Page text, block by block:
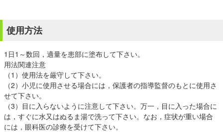
使用方法
1日1～数回，適量を患部に塗布して下さい。
用法関連注意
（1）使用法を厳守して下さい。
（2）小児に使用させる場合には，保護者の指導監督のもとに使用さ
せて下さい。
（3）目に入らないように注意して下さい。万一，目に入った場合に
は，すぐに水又はぬるま湯で洗って下さい。なお，症状が重い場合
には，眼科医の診療を受けて下さい。